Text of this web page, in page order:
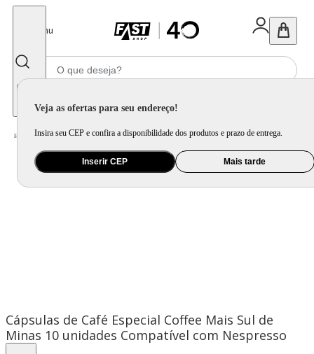
Menu
Veja as ofertas para seu endereço!
Insira seu CEP e confira a disponibilidade dos produtos e prazo de entrega.
Inserir CEP Mais tarde
Home Mercado / Bebida Bebida Não Alcoolica
Cápsulas de Café Especial Coffee Mais Sul de
Minas 10 unidades Compatível com Nespresso